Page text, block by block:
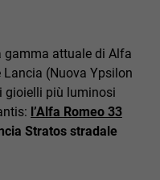
gamma attuale di Alfa
(Nuova Ypsilon
gioielli più luminosi
l’Alfa Romeo 33
Stratos stradale